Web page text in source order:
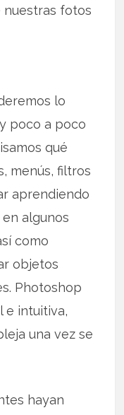
nuestras fotos
lo
poco a poco
qué
menús, filtros
aprendiendo
algunos
como
objetos
Photoshop
e intuitiva,
una vez se
hayan